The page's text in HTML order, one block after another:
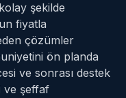
şekilde
fiyatla
çözümler
ön planda
ve sonrası destek
ve şeffaf